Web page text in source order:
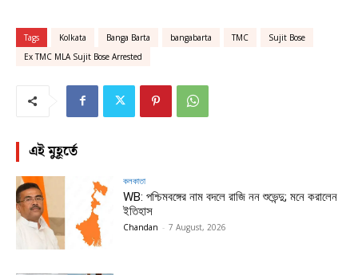
Tags Kolkata Banga Barta bangabarta TMC
Sujit Bose
Ex TMC MLA Sujit Bose Arrested
এই মুহূর্তে
কলকাতা
WB: পশ্চিমবঙ্গের নাম বদলে রাজি নন শুভেন্দু; মনে করালেন
ইতিহাস
Chandan - 7 August, 2026